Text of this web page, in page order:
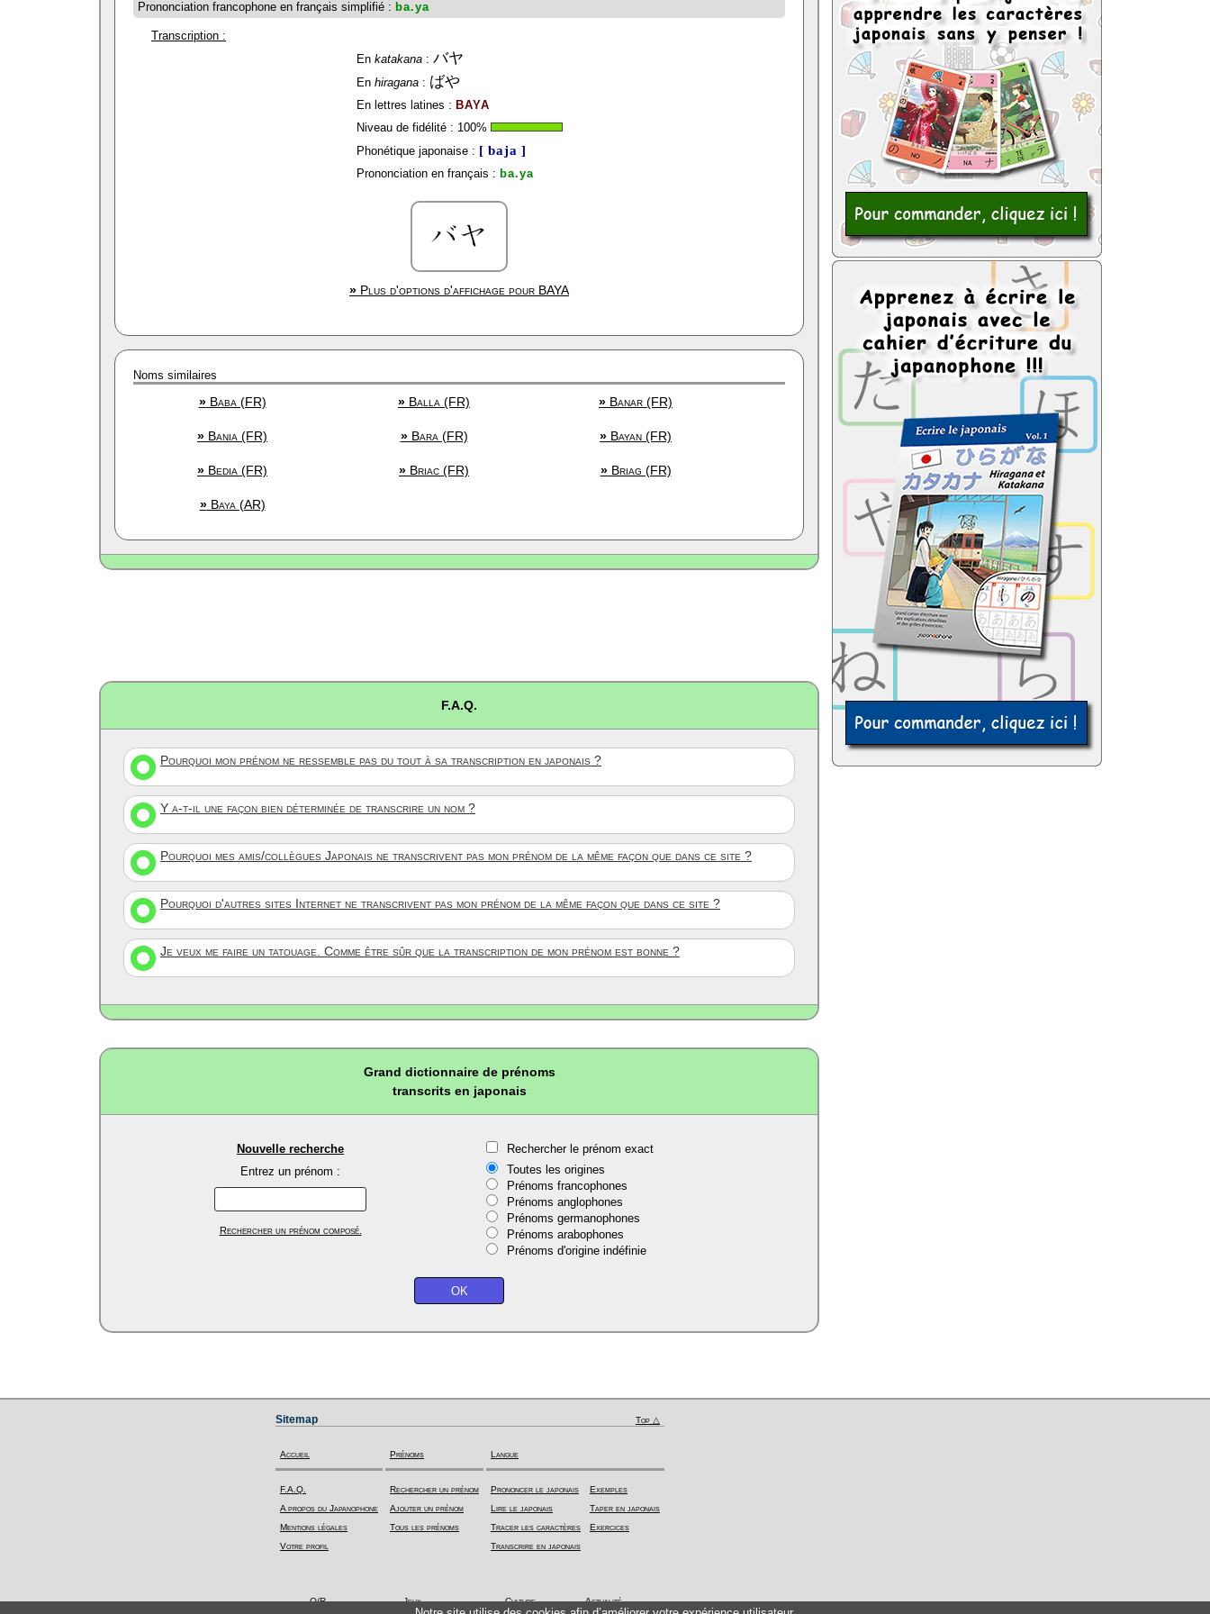
Prononciation francophone en français simplifié : ba.ya
Transcription :
En katakana: バヤ
En hiragana: ばや
En lettres latines : BAYA
Niveau de fidélité : 100%
Phonétique japonaise : [ baja ]
Prononciation en français : ba.ya
» Plus d'options d'affichage pour BAYA
Noms similaires
»Baba (FR) » Balla (FR) » Banar (FR)
» Bania (FR) »Bara (FR) » Bayan (FR)
» Bedia (FR) » Briac (FR) »Briag (FR)
»Baya (AR)
F.A.Q.
Pourquoi mon prénom ne ressemble pas du tout à sa transcription en japonais ?
Y a-t-il une façon bien déterminée de transcrire un nom ?
Pourquoi mes amis/collègues Japonais ne transcrivent pas mon prénom de la même façon que dans ce site ?
Pourquoi d'autres sites Internet ne transcrivent pas mon prénom de la même façon que dans ce site ?
Je veux me faire un tatouage. Comme être sûr que la transcription de mon prénom est bonne ?
Grand dictionnaire de prénoms
transcrits en japonais
Nouvelle recherche
Entrez un prénom :
Rechercher un prénom composé.
Rechercher le prénom exact
Toutes les origines
Prénoms francophones
Prénoms anglophones
Prénoms germanophones
Prénoms arabophones
Prénoms d'origine indéfinie
Sitemap Top △
Accueil
F.A.Q.
A propos du Japanophone
Mentions légales
Votre profil
Prénoms
Rechercher un prénom
Ajouter un prénom
Tous les prénoms
Langue
Prononcer le japonais
Lire le japonais
Tracer les caractères
Transcrire en japonais
Exemples
Taper en japonais
Exercices
Q/R Jeux Culture Actualité